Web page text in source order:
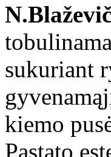
sukuriant
kiemo
Pastato